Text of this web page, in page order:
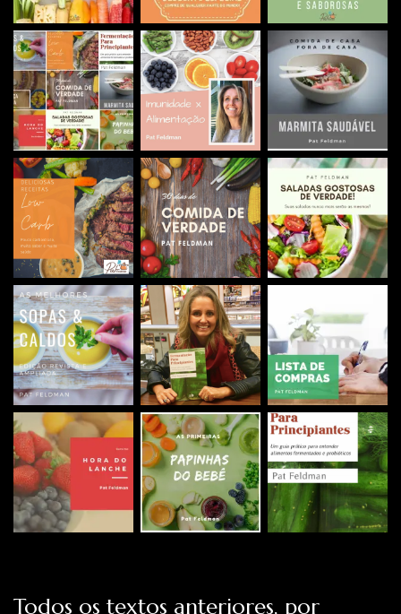
Todos os textos anteriores, por